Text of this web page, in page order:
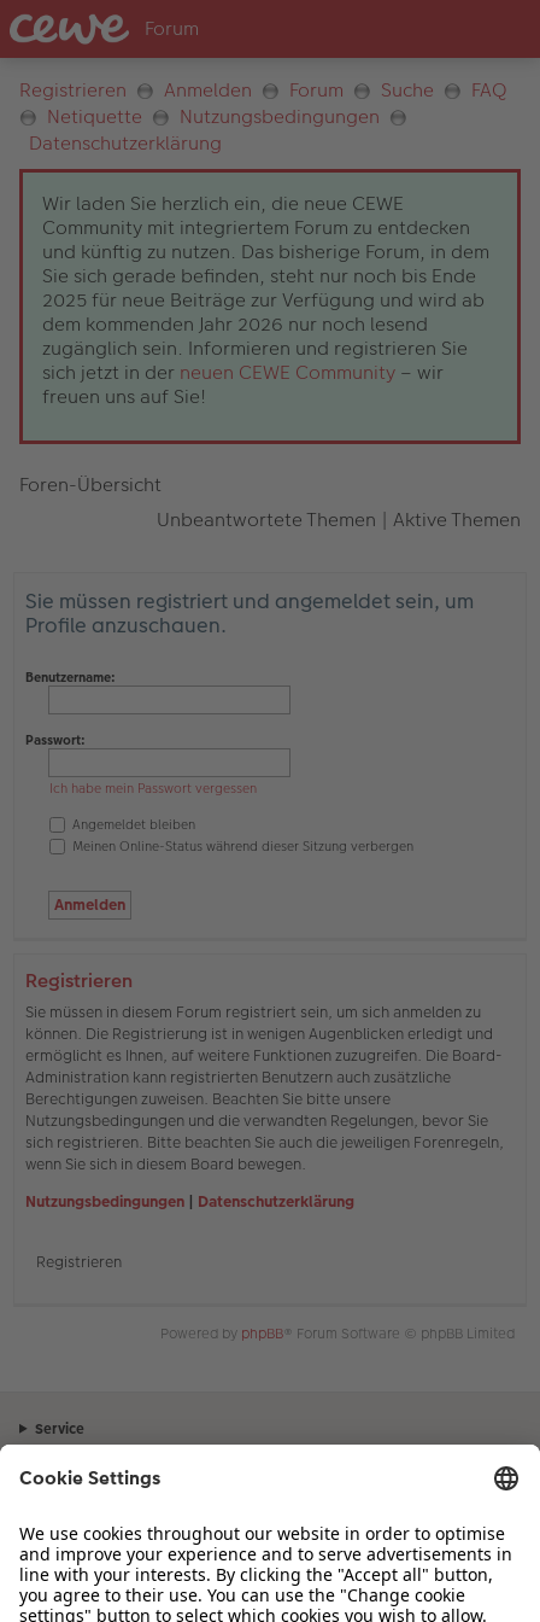
Registrieren Anmelden Forum Suche
FAQ
Netiquette
Nutzungsbedingungen
Datenschutzerklärung
Wir laden Sie herzlich ein, die neue CEWE
Community mit integriertem Forum zu entdecken
und künftig zu nutzen. Das bisherige Forum, in dem
Sie sich gerade befinden, steht nur noch bis Ende
2025 für neue Beiträge zur Verfügung und wird ab
dem kommenden Jahr 2026 nur noch lesend
zugänglich sein. Informieren und registrieren Sie
sich jetzt in der neuen CEWE Community – wir
freuen uns auf Sie!
Foren-Übersicht
Unbeantwortete Themen | Aktive Themen
Sie müssen registriert und angemeldet sein, um
Profile anzuschauen.
Benutzername:
Passwort:
Ich habe mein Passwort vergessen
Angemeldet bleiben
Meinen Online-Status während dieser Sitzung verbergen
Registrieren
Sie müssen in diesem Forum registriert sein, um sich anmelden zu
können. Die Registrierung ist in wenigen Augenblicken erledigt und
ermöglicht es Ihnen, auf weitere Funktionen zuzugreifen. Die Board-
Administration kann registrierten Benutzern auch zusätzliche
Berechtigungen zuweisen. Beachten Sie bitte unsere
Nutzungsbedingungen und die verwandten Regelungen, bevor Sie
sich registrieren. Bitte beachten Sie auch die jeweiligen Forenregeln,
wenn Sie sich in diesem Board bewegen.
Nutzungsbedingungen | Datenschutzerklärung
Registrieren
Powered by phpBB® Forum Software © phpBB Limited
Service
Sortiment